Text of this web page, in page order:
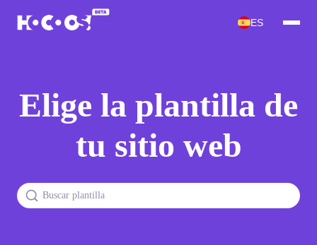
ES
Elige la plantilla de
tu sitio web